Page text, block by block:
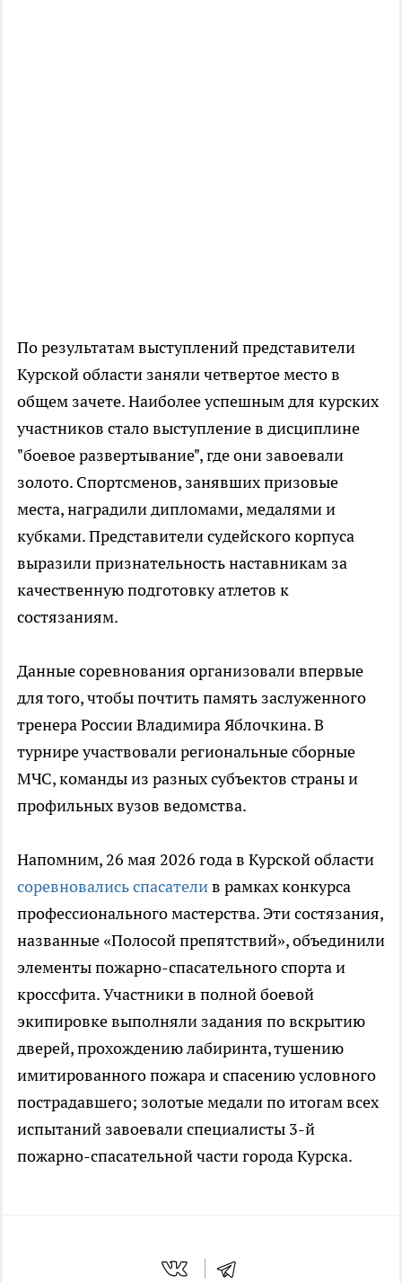
По результатам выступлений представители
Курской области заняли четвертое место в
общем зачете. Наиболее успешным для курских
участников стало выступление в дисциплине
"боевое развертывание", где они завоевали
золото. Спортсменов, занявших призовые
места, наградили дипломами, медалями и
кубками. Представители судейского корпуса
выразили признательность наставникам за
качественную подготовку атлетов к
состязаниям.
Данные соревнования организовали впервые
для того, чтобы почтить память заслуженного
тренера России Владимира Яблочкина. В
турнире участвовали региональные сборные
МЧС, команды из разных субъектов страны и
профильных вузов ведомства.
Напомним, 26 мая 2026 года в Курской области
соревновались спасателив рамках конкурса
профессионального мастерства. Эти состязания,
названные «Полосой препятствий», объединили
элементы пожарно-спасательного спорта и
кроссфита. Участники в полной боевой
экипировке выполняли задания по вскрытию
дверей, прохождению лабиринта, тушению
имитированного пожара и спасению условного
пострадавшего; золотые медали по итогам всех
испытаний завоевали специалисты 3-й
пожарно-спасательной части города Курска.